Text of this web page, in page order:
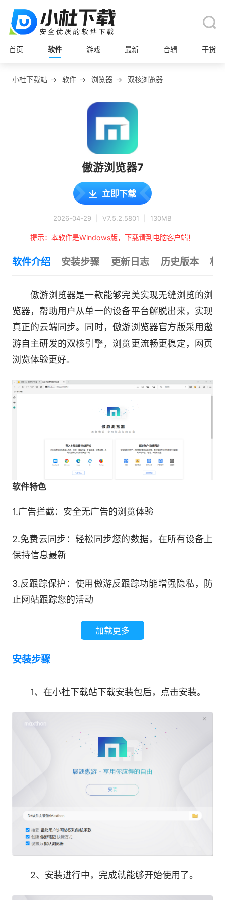
首页 软件 游戏 最新 合辑 干货
小杜下载站 → 软件 → 浏览器 → 双核浏览器
傲游浏览器7
立即下载
2026-04-29 V7.5.2.5801 130MB
提示：本软件是Windows版，下载请到电脑客户端！
软件介绍 安装步骤 更新日志 历史版本 相
傲游浏览器是一款能够完美实现无缝浏览的浏
览器，帮助用户从单一的设备平台解脱出来，实现
真正的云端同步。同时，傲游浏览器官方版采用遨
游自主研发的双核引擎，浏览更流畅更稳定，网页
浏览体验更好。
软件特色
1.广告拦截：安全无广告的浏览体验
2.免费云同步：轻松同步您的数据，在所有设备上
保持信息最新
3.反跟踪保护：使用傲游反跟踪功能增强隐私，防
止网站跟踪您的活动
4.内置免费VPN：带有增强的免费VPN隐私浏览
器，隐藏流量和位置免受互联网服务提供商的监控
6.数据清理工具：轻松清理数据，让浏览器更快
7.浏览器锁定：使用简单的快捷键锁定您的屏幕，
即时保护您的浏览器
8.傲游笔记：高效的知识管理，将您的笔记和链接
9.密码安全：傲游密码大师，轻松保护您的凭证安
10.影子邮箱：百变邮箱别名，增强的邮箱隐私
加载更多
安装步骤
1、在小杜下载站下载安装包后，点击安装。
2、安装进行中，完成就能够开始使用了。